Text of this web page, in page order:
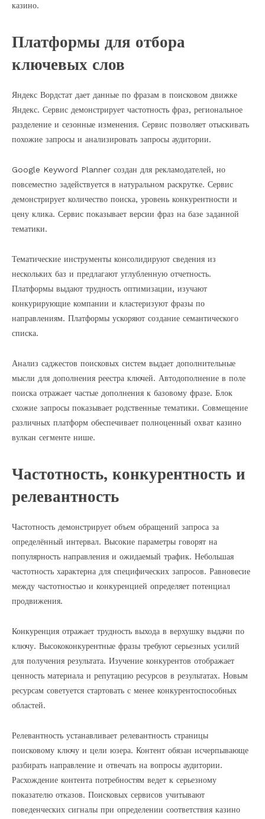
казино.
Платформы для отбора
ключевых слов
Яндекс Вордстат дает данные по фразам в поисковом движке
Яндекс. Сервис демонстрирует частотность фраз, региональное
разделение и сезонные изменения. Сервис позволяет отыскивать
похожие запросы и анализировать запросы аудитории.
Google Keyword Planner создан для рекламодателей, но
повсеместно задействуется в натуральном раскрутке. Сервис
демонстрирует количество поиска, уровень конкурентности и
цену клика. Сервис показывает версии фраз на базе заданной
тематики.
Тематические инструменты консолидируют сведения из
нескольких баз и предлагают углубленную отчетность.
Платформы выдают трудность оптимизации, изучают
конкурирующие компании и кластеризуют фразы по
направлениям. Платформы ускоряют создание семантического
списка.
Анализ саджестов поисковых систем выдает дополнительные
мысли для дополнения реестра ключей. Автодополнение в поле
поиска отражает частые дополнения к базовому фразе. Блок
схожие запросы показывает родственные тематики. Совмещение
различных платформ обеспечивает полноценный охват казино
вулкан сегменте нише.
Частотность, конкурентность и
релевантность
Частотность демонстрирует объем обращений запроса за
определённый интервал. Высокие параметры говорят на
популярность направления и ожидаемый трафик. Небольшая
частотность характерна для специфических запросов. Равновесие
между частотностью и конкуренцией определяет потенциал
продвижения.
Конкуренция отражает трудность выхода в верхушку выдачи по
ключу. Высококонкурентные фразы требуют серьезных усилий
для получения результата. Изучение конкурентов отображает
ценность материала и репутацию ресурсов в результатах. Новым
ресурсам советуется стартовать с менее конкурентоспособных
областей.
Релевантность устанавливает релевантность страницы
поисковому ключу и цели юзера. Контент обязан исчерпывающе
разбирать направление и отвечать на вопросы аудитории.
Расхождение контента потребностям ведет к серьезному
показателю отказов. Поисковых сервисов учитывают
поведенческих сигналы при определении соответствия казино